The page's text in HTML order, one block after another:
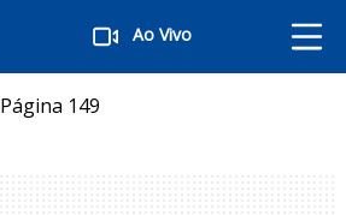
Ao Vivo
Página 149